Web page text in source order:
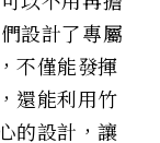
設計了專屬
不僅能發揮
還能利用竹
的設計，讓